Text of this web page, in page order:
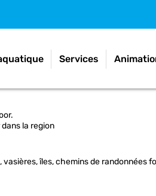
Services
la region
îles, chemins de randonnées